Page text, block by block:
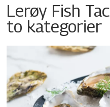
Lerøy Fish
to kategorier